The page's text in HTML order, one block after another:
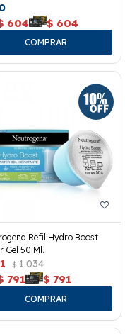
604 $ 604
Refil Hydro Boost
Gel 50 Ml.
$ 1.034
791 $ 791